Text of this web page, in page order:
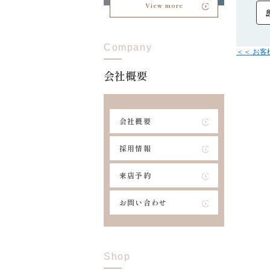
＜＜ お客
View more
Company
会社概要
会社概要
採用情報
来店予約
お問い合わせ
Shop